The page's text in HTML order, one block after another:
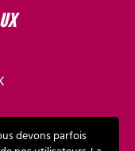
devons parfois